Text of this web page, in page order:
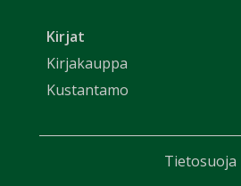
Kirjat
Kirjakauppa
Kustantamo
Tietosuoja